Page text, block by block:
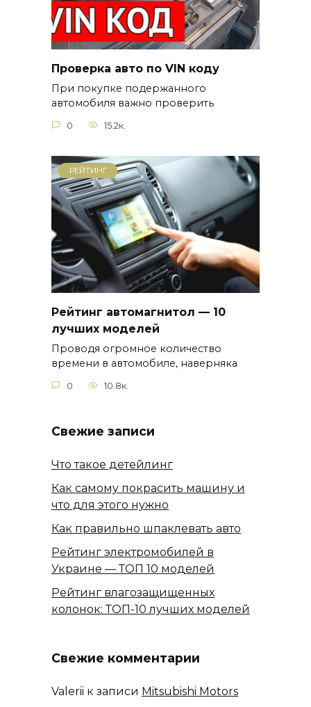
Проверка авто по VIN коду
При покупке подержанного
автомобиля важно проверить
0 15.2к.
РЕЙТИНГ
Рейтинг автомагнитол — 10
лучших моделей
Проводя огромное количество
времени в автомобиле, наверняка
0 10.8к.
Свежие записи
Что такое детейлинг
Как самому покрасить машину и
что для этого нужно
Как правильно шпаклевать авто
Рейтинг электромобилей в
Украине — ТОП 10 моделей
Рейтинг влагозащищенных
колонок: ТОП-10 лучших моделей
Свежие комментарии
Valerii к записи Mitsubishi Motors